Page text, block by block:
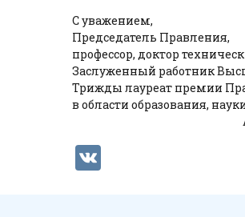
С уважением,
Председатель Правления,
профессор, доктор
Заслуженный работник
Трижды лауреат премии
в области образования,